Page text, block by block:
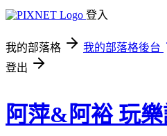
登入
我的部落格 我的部落格後台
登出
阿萍&阿裕 玩